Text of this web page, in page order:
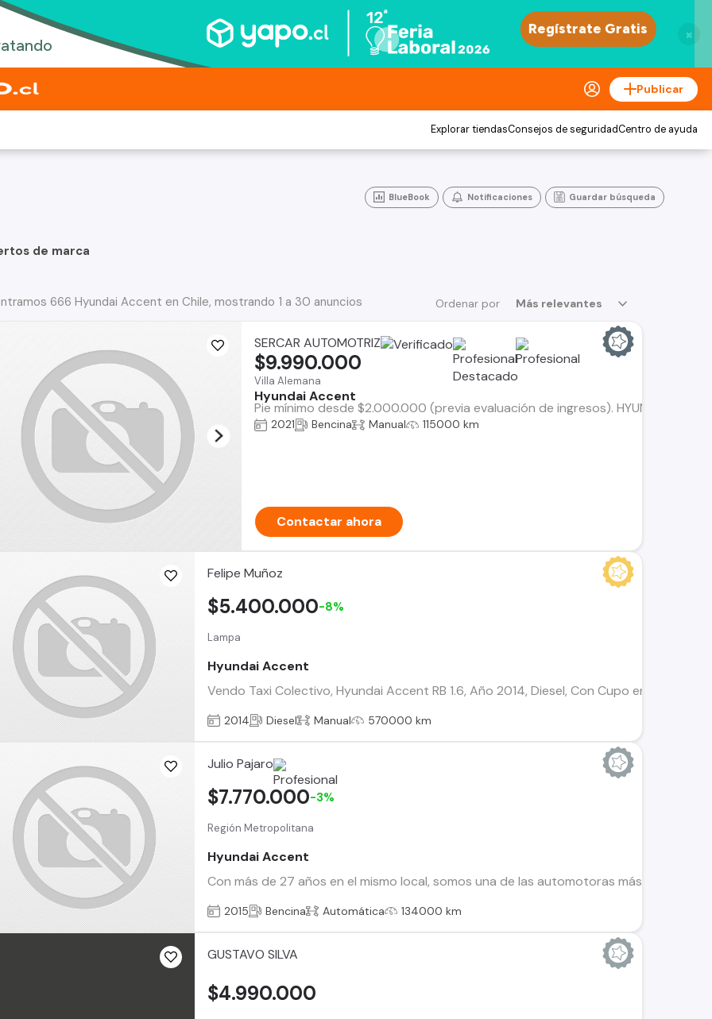
×
Publicar
Explorar tiendasConsejos de seguridadCentro de ayuda
BlueBook Notificaciones Guardar búsqueda
de marca
Ordenar por Más relevantes
666 Hyundai Accent en Chile, mostrando 1 a 30 anuncios
SERCAR AUTOMOTRIZ
Villa Alemana
Hyundai Accent
Pie mínimo desde $2.000.000 (previa evaluación de ingresos). HYUNDAI
$9.990.000
2021 Bencina Manual 115000 km
Contactar ahora
Felipe Muñoz
Lampa
Hyundai Accent
Vendo Taxi Colectivo, Hyundai Accent RB 1.6, Año 2014, Diesel, Con Cupo en Línea
$5.400.000-8%
2014 Diesel Manual 570000 km
Julio Pajaro
Región Metropolitana
Hyundai Accent
Con más de 27 años en el mismo local, somos una de las automotoras más antiguas
$7.770.000-3%
2015 Bencina Automática 134000 km
GUSTAVO SILVA
$4.990.000